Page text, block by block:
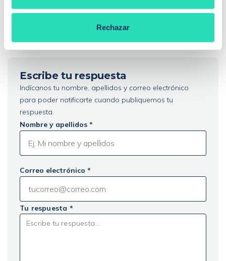
Rechazar
mi dinero...
2 3 …
Escribe tu respuesta
Indícanos tu nombre, apellidos y correo electrónico
para poder notificarte cuando publiquemos tu
respuesta.
Nombre y apellidos *
Correo electrónico *
Tu respuesta *